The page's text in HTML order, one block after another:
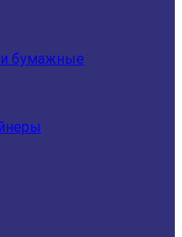
бумажные